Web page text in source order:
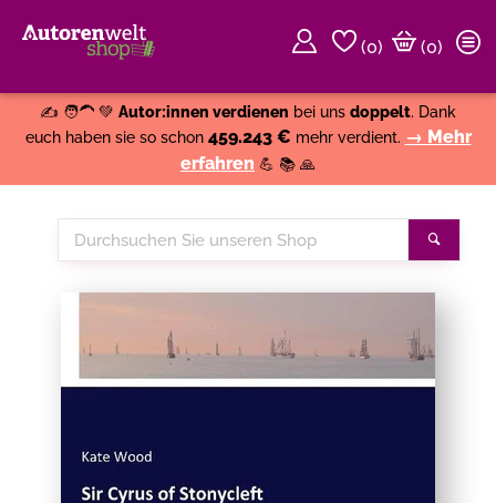
(0)
(0)
✍️ 🧑‍🦱 💚 Autor:innen verdienen bei uns doppelt. Dank
euch haben sie so schon 459.243 € mehr verdient. → Mehr
erfahren 💪 📚 🙏
Durchsuchen
Sie